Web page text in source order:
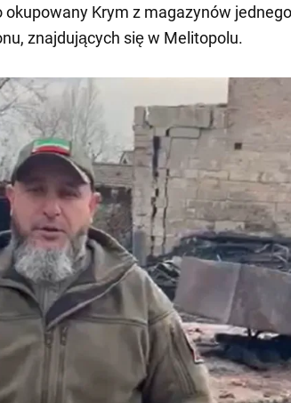
Krym z magazynów
znajdujących się w Melitopolu.